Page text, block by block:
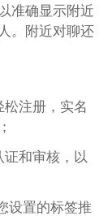
准确显示附近
。附近对聊还
注册，实名
证和审核，以
设置的标签推